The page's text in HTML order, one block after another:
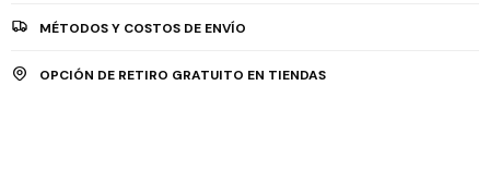
MÉTODOS Y COSTOS DE ENVÍO
OPCIÓN DE RETIRO GRATUITO EN TIENDAS